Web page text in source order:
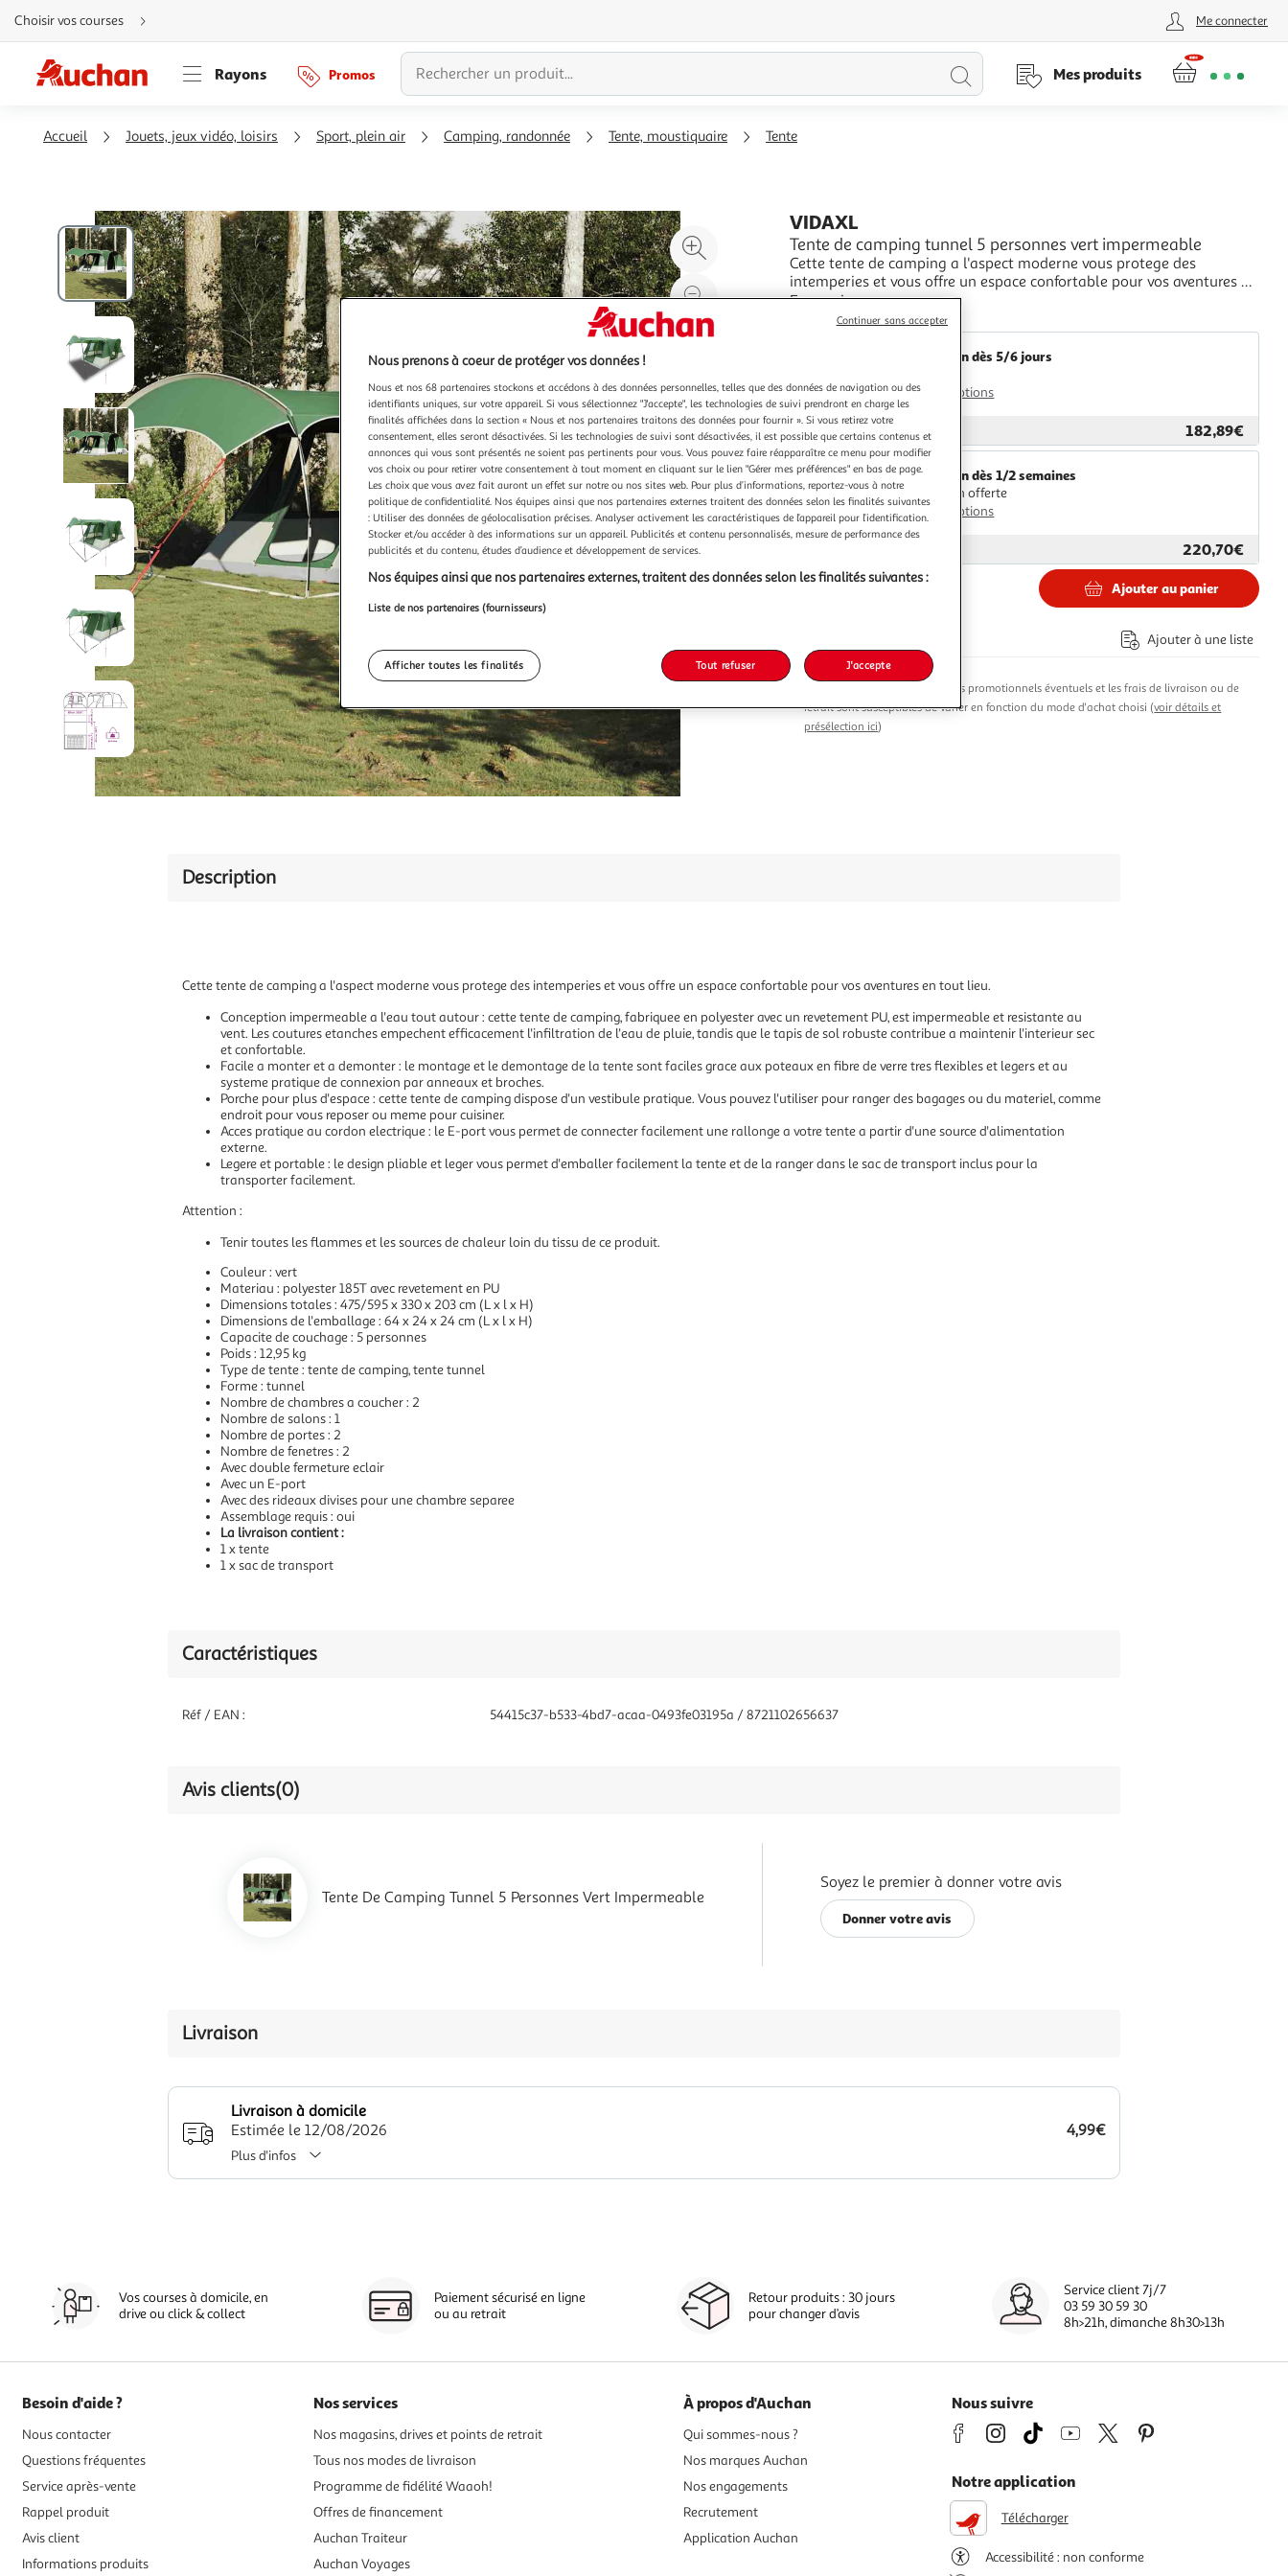
Aller
directement
au
Aller
directement
à
Aller
directement
rubrique
besoin
Choisir vos courses Me connecter
Rayons Promos
Lancer
Mes produits
Accueil Jouets, jeux vidéo, loisirs Sport, plein air Camping, randonnée Tente, moustiquaire Tente
Agrandir
l'illustration
à
200%
Réduire
l'illustration
à
%
Partager
produit
VIDAXL
Tente de camping tunnel 5 personnes vert impermeable
Cette tente de camping a l'aspect moderne vous protege des
intemperies et vous offre un espace confortable pour vos aventures en
tout lieu. Conception impermeable a l'eau tout autour : cette tente de
camping, fabriquee en polyester avec un revetement PU, est
impermeable et resistante au vent. Les c
En savoir +
Vendu parMultishop
Livraison dès 5/6 jours
Plus d'options
Vendu par Multishop 182,89€
Livraison dès 1/2 semaines
Livraison offerte
Plus d'options
220,70€
Ajouter au panier
Ajouter à une liste
Le prix du produit, les avantages promotionnels éventuels et les frais de livraison ou de
retrait sont susceptibles de varier en fonction du mode d'achat choisi (voir détails et
présélection ici)
Description
Cette tente de camping a l'aspect moderne vous protege des intemperies et vous offre un espace confortable pour vos aventures en tout lieu.
Conception impermeable a l'eau tout autour : cette tente de camping, fabriquee en polyester avec un revetement PU, est impermeable et resistante au
vent. Les coutures etanches empechent efficacement l'infiltration de l'eau de pluie, tandis que le tapis de sol robuste contribue a maintenir l'interieur sec
et confortable.
Facile a monter et a demonter : le montage et le demontage de la tente sont faciles grace aux poteaux en fibre de verre tres flexibles et legers et au
systeme pratique de connexion par anneaux et broches.
Porche pour plus d'espace : cette tente de camping dispose d'un vestibule pratique. Vous pouvez l'utiliser pour ranger des bagages ou du materiel, comme
endroit pour vous reposer ou meme pour cuisiner.
Acces pratique au cordon electrique : le E-port vous permet de connecter facilement une rallonge a votre tente a partir d'une source d'alimentation
externe.
Legere et portable : le design pliable et leger vous permet d'emballer facilement la tente et de la ranger dans le sac de transport inclus pour la
transporter facilement.
Attention :
Tenir toutes les flammes et les sources de chaleur loin du tissu de ce produit.
Couleur : vert
Materiau : polyester 185T avec revetement en PU
Dimensions totales : 475/595 x 330 x 203 cm (L x l x H)
Dimensions de l'emballage : 64 x 24 x 24 cm (L x l x H)
Capacite de couchage : 5 personnes
Poids : 12,95 kg
Type de tente : tente de camping, tente tunnel
Forme : tunnel
Nombre de chambres a coucher : 2
Nombre de salons : 1
Nombre de portes : 2
Nombre de fenetres : 2
Avec double fermeture eclair
Avec un E-port
Avec des rideaux divises pour une chambre separee
Assemblage requis : oui
La livraison contient :
1 x tente
1 x sac de transport
Caractéristiques
Réf / EAN : 54415c37-b533-4bd7-acaa-0493fe03195a / 8721102656637
Avis clients(0)
Tente De Camping Tunnel 5 Personnes Vert Impermeable
Soyez le premier à donner votre avis
Donner votre avis
Livraison
Livraison à domicile
Estimée le 12/08/2026
4,99€
Plus d'infos
Vos courses à domicile, en
drive ou click & collect
Paiement sécurisé en ligne
ou au retrait
Retour produits : 30 jours
pour changer d’avis
Service client 7j/7
03 59 30 59 30
8h>21h, dimanche 8h30>13h
Besoin d'aide ?
Nous contacter
Questions fréquentes
Service après-vente
Rappel produit
Avis client
Informations produits
Nos services
Nos magasins, drives et points de retrait
Tous nos modes de livraison
Programme de fidélité Waaoh!
Offres de financement
Auchan Traiteur
Auchan Voyages
À propos d'Auchan
Qui sommes-nous ?
Nos marques Auchan
Nos engagements
Recrutement
Application Auchan
Nous suivre
Notre application
Télécharger
Accessibilité : non conforme
Nous prenons à coeur de protéger vos données !
Nous et nos 68 partenaires stockons et accédons à des données personnelles, telles que des données de navigation ou des
identifiants uniques, sur votre appareil. Si vous sélectionnez "J'accepte", les technologies de suivi prendront en charge les
finalités affichées dans la section « Nous et nos partenaires traitons des données pour fournir ». Si vous retirez votre
consentement, elles seront désactivées. Si les technologies de suivi sont désactivées, il est possible que certains contenus et
annonces qui vous sont présentés ne soient pas pertinents pour vous. Vous pouvez faire réapparaître ce menu pour modifier
vos choix ou pour retirer votre consentement à tout moment en cliquant sur le lien "Gérer mes préférences" en bas de page.
Les choix que vous avez fait auront un effet sur notre ou nos sites web. Pour plus d’informations, reportez-vous à notre
politique de confidentialité. Nos équipes ainsi que nos partenaires externes traitent des données selon les finalités suivantes
: Utiliser des données de géolocalisation précises. Analyser activement les caractéristiques de l’appareil pour l’identification.
Stocker et/ou accéder à des informations sur un appareil. Publicités et contenu personnalisés, mesure de performance des
publicités et du contenu, études d’audience et développement de services.
Nos équipes ainsi que nos partenaires externes, traitent des données selon les finalités suivantes :
Liste de nos partenaires (fournisseurs)
Afficher toutes les finalités Tout refuser J'accepte
Continuer sans accepter